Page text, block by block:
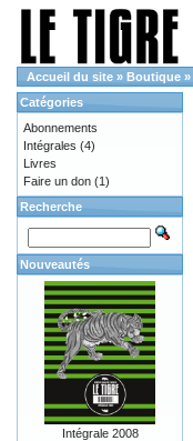
Accueil du site » Boutique »
Catégories
Abonnements
Intégrales (4)
Livres
Faire un don (1)
Recherche
Nouveautés
Intégrale 2008